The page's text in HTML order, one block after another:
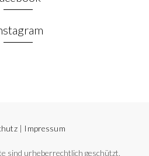
| Impressum
sind urheberrechtlich geschützt.